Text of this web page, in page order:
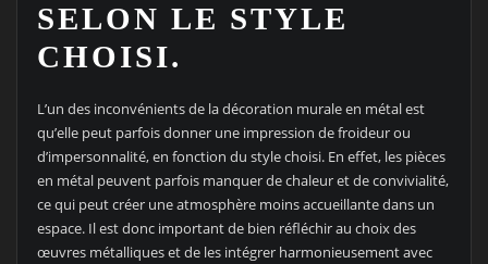
SELON LE STYLE
CHOISI.
L’un des inconvénients de la décoration murale en métal est
qu’elle peut parfois donner une impression de froideur ou
d’impersonnalité, en fonction du style choisi. En effet, les pièces
en métal peuvent parfois manquer de chaleur et de convivialité,
ce qui peut créer une atmosphère moins accueillante dans un
espace. Il est donc important de bien réfléchir au choix des
œuvres métalliques et de les intégrer harmonieusement avec